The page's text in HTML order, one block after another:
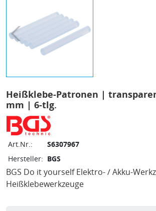
Heißklebe-Patronen |
mm | 6-tlg.
Art.Nr.:
S6307967
Hersteller: BGS
BGS Do it yourself Elektro- / Akku-
Heißklebewerkzeuge